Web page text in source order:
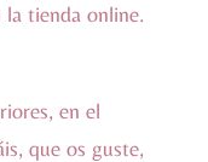
la tienda online.
en el
que os guste,